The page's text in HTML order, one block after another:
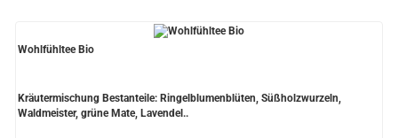
Wohlfühltee Bio
Kräutermischung Bestanteile: Ringelblumenblüten, Süßholzwurzeln,
Waldmeister, grüne Mate, Lavendel..